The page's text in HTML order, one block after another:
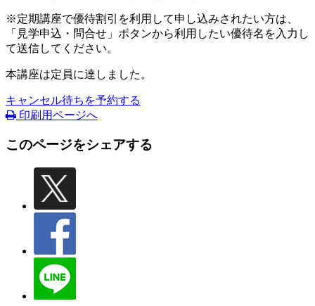
※定期講座で優待割引を利用して申し込みされたい方は、
「見学申込・問合せ」ボタンから利用したい優待名を入力し
て送信してください。
本講座は定員に達しました。
キャンセル待ちを予約する
印刷用ページへ
このページをシェアする